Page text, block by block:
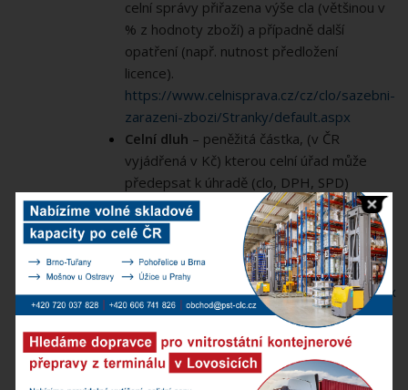
celní správy přiřazena výše cla (většinou v
% z hodnoty zboží) a případně další
opatření (např. nutnost předložení
licence).
https://www.celnisprava.cz/cz/clo/sazebni-
zarazeni-zbozi/Stranky/default.aspx
Celní dluh – peněžitá částka, (v ČR
vyjádřená v Kč) kterou celní úřad může
předepsat k úhradě (clo, DPH, SPD)
Intrastat– vnitrounijní evidence o
pohybu zboží mezi státy EU, povinnost
vykazování je definována v Celním zákoně.
https://www.celnisprava.cz/cz/dalsi-
kompetence/intrastat/Stranky/default.aspx
Plná moc– písemný dokument, který
konkretizuje Celnímu úřadu práva a
povinnosti osob či subjektů účastnících se
celního řízení